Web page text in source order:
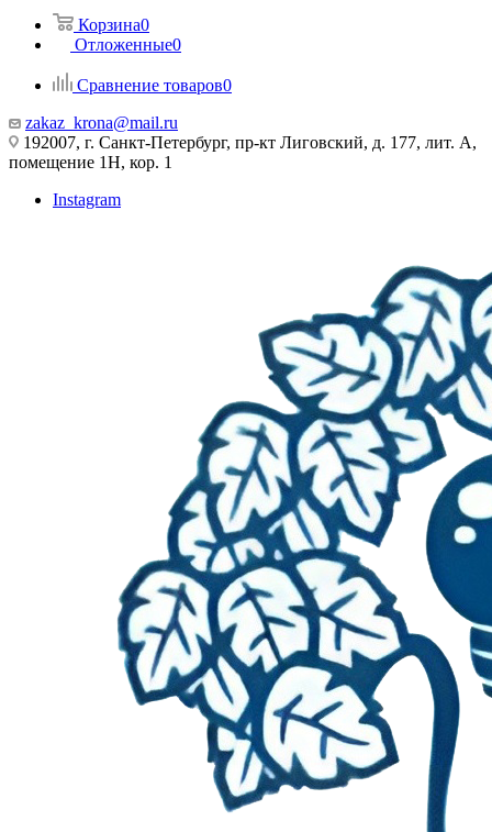
Корзина0
Отложенные0
Сравнение товаров0
zakaz_krona@mail.ru
192007, г. Санкт-Петербург, пр-кт Лиговский, д. 177, лит. А,
помещение 1Н, кор. 1
Instagram